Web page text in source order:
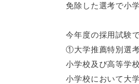
免除した選考で小
今年度の採用試験
①大学推薦特別選
小学校及び高等学
小学校において大